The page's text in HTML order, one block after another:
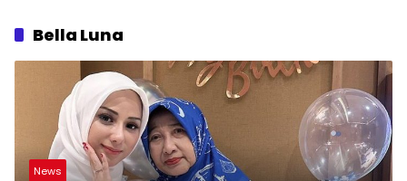
Bella Luna
News